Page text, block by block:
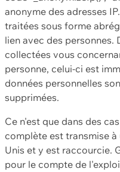
anonyme des adresses
traitées sous forme
lien avec des personnes.
collectées vous
personne, celui-ci est
données personnelles
supprimées.
Ce n'est que dans des
complète est transmise
Unis et y est raccourcie.
pour le compte de